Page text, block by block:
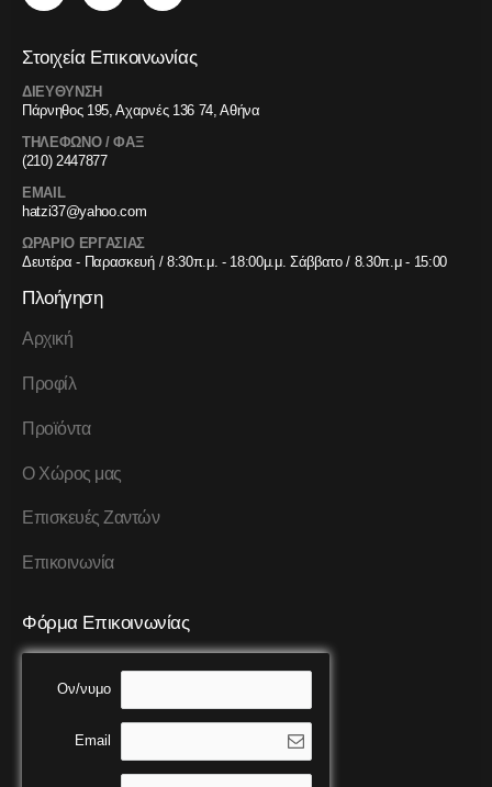
Στοιχεία Επικοινωνίας
ΔΙΕΥΘΥΝΣΗ
Πάρνηθος 195, Αχαρνές 136 74, Αθήνα
ΤΗΛΕΦΩΝΟ / ΦΑΞ
(210) 2447877
EMAIL
hatzi37@yahoo.com
ΩΡΑΡΙΟ ΕΡΓΑΣΙΑΣ
Δευτέρα - Παρασκευή / 8:30π.μ. - 18:00μ.μ. Σάββατο / 8.30π.μ - 15:00
Πλοήγηση
Αρχική
Προφίλ
Προϊόντα
Ο Χώρος μας
Επισκευές Ζαντών
Επικοινωνία
Φόρμα Επικοινωνίας
Ον/νυμο
Email